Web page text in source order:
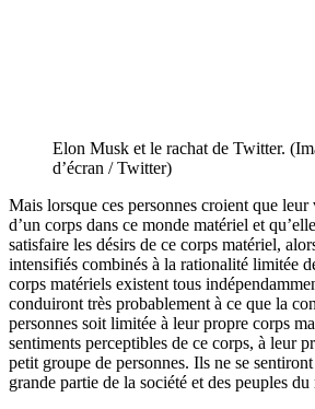
Elon Musk et le rachat de Twitter.
d’écran / Twitter)
Mais lorsque ces personnes croient que leur
d’un corps dans ce monde matériel et
satisfaire les désirs de ce corps matériel,
intensifiés combinés à la rationalité limitée
corps matériels existent tous
conduiront très probablement à ce que la
personnes soit limitée à leur propre corps
sentiments perceptibles de ce corps, à leur
petit groupe de personnes. Ils ne se
grande partie de la société et des peuples du